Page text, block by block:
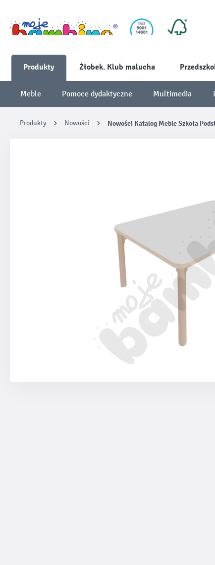
Produkty Żłobek. Klub malucha
Meble Pomoce dydaktyczne Multimedia
Produkty Nowości Nowości Katalog Meble Szkoła